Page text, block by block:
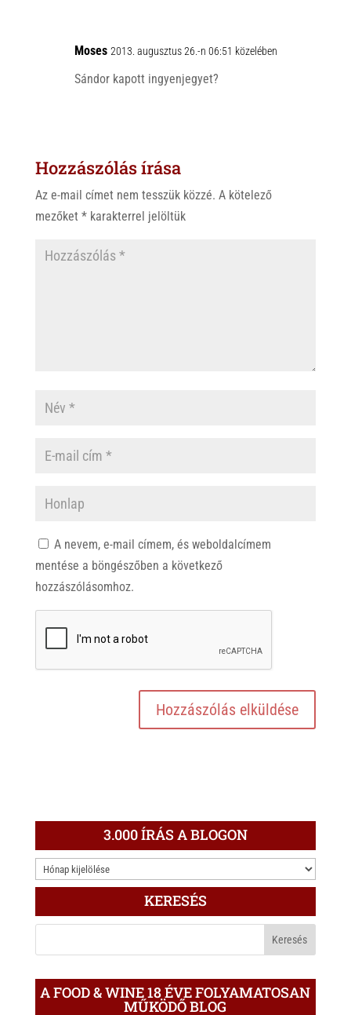
Moses 2013. augusztus 26.-n 06:51 közelében
Sándor kapott ingyenjegyet?
Hozzászólás írása
Az e-mail címet nem tesszük közzé. A kötelező
mezőket *karakterrel jelöltük
A nevem, e-mail címem, és weboldalcímem
mentése a böngészőben a következő
hozzászólásomhoz.
3.000 ÍRÁS A BLOGON
3.000
ÍRÁS
KERESÉS
A FOOD & WINE 18 ÉVE FOLYAMATOSAN
MŰKÖDŐ BLOG